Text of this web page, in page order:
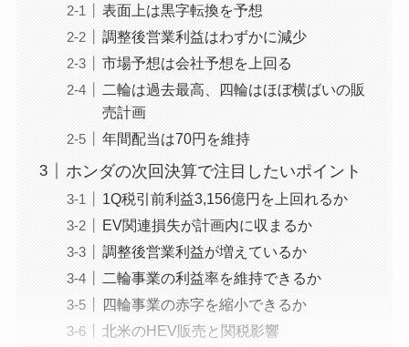
表面上は黒字転換を予想
調整後営業利益はわずかに減少
市場予想は会社予想を上回る
二輪は過去最高、四輪はほぼ横ばいの販
売計画
年間配当は70円を維持
ホンダの次回決算で注目したいポイント
1Q税引前利益3,156億円を上回れるか
EV関連損失が計画内に収まるか
調整後営業利益が増えているか
二輪事業の利益率を維持できるか
四輪事業の赤字を縮小できるか
北米のHEV販売と関税影響